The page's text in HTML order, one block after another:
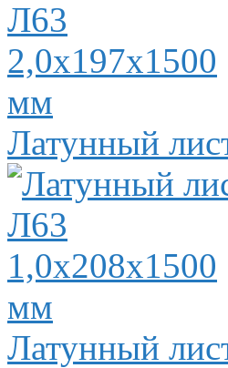
Латунный
Латунный